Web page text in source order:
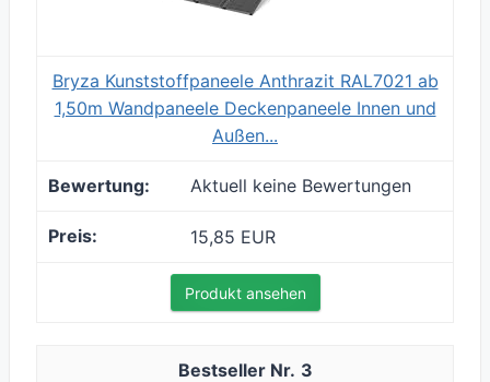
Bryza Kunststoffpaneele Anthrazit RAL7021 ab
1,50m Wandpaneele Deckenpaneele Innen und
Außen...
Aktuell keine Bewertungen
15,85 EUR
Produkt ansehen
3